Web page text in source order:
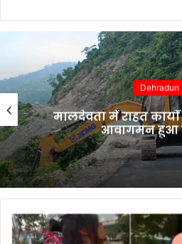
Dehradun
मालदेवता में राहत
आवागमन हुआ